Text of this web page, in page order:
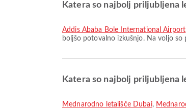
Katera so najbolj priljubljena
Addis Ababa Bole International Airport
boljšo potovalno izkušnjo. Na voljo
Katera so najbolj priljubljena
Mednarodno letališče Dubai,